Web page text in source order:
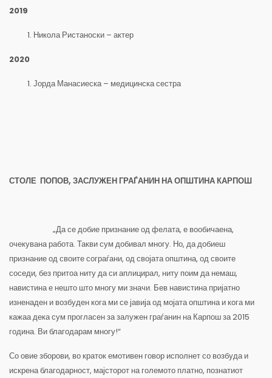
2019
Никола Ристаноски – актер
2020
Јорда Манасиеска – медицинска сестра
СТОЛЕ ПОПОВ, ЗАСЛУЖЕН ГРАЃАНИН НА ОПШТИНА КАРПОШ
„Да се добие признание од фелата, е вообичаена,
очекувана работа. Такви сум добивал многу. Но, да добиеш
признание од своите сограѓани, од својата општина, од своите
соседи, без притоа ниту да си аплицирал, ниту поим да немаш,
навистина е нешто што многу ми значи. Бев навистина пријатно
изненаден и возбуден кога ми се јавија од мојата општина и кога ми
кажаа дека сум прогласен за залужен граѓанин на Карпош за 2015
година. Ви благодарам многу!“
Со овие зборови, во краток емотивен говор исполнет со возбуда и
искрена благодарност, мајсторот на големото платно, познатиот